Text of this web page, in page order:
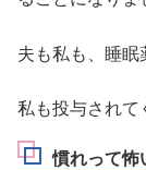
夫も私も、睡眠
私も投与されて
慣れって